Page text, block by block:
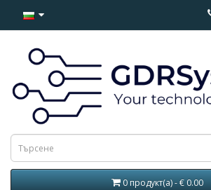
0 продукт(а) - € 0.00